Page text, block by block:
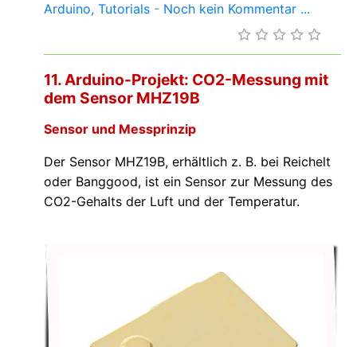
Arduino Tutorials - Noch kein Kommentar ...
11. Arduino-Projekt: CO2-Messung mit
dem Sensor MHZ19B
Sensor und Messprinzip
Der Sensor MHZ19B, erhältlich z. B. bei Reichelt
oder Banggood, ist ein Sensor zur Messung des
CO2-Gehalts der Luft und der Temperatur.